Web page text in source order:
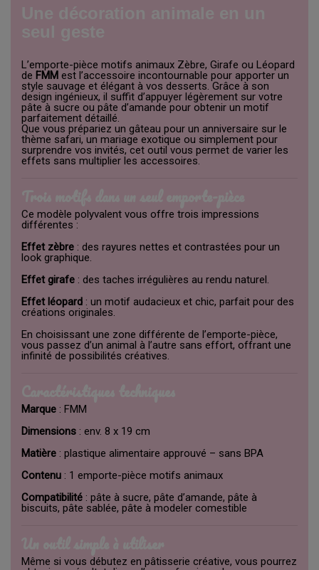
L’emporte-pièce motifs animaux Zèbre, Girafe ou Léopard
de FMM est l’accessoire incontournable pour apporter un
style sauvage et élégant à vos desserts. Grâce à son
design ingénieux, il suffit d’appuyer légèrement sur votre
pâte à sucre ou pâte d’amande pour obtenir un motif
parfaitement détaillé.
Que vous prépariez un gâteau pour un anniversaire sur le
thème safari, un mariage exotique ou simplement pour
surprendre vos invités, cet outil vous permet de varier les
effets sans multiplier les accessoires.
Ce modèle polyvalent vous offre trois impressions
différentes :
Effet zèbre : des rayures nettes et contrastées pour un
look graphique.
Effet girafe : des taches irrégulières au rendu naturel.
Effet léopard : un motif audacieux et chic, parfait pour des
créations originales.
En choisissant une zone différente de l’emporte-pièce,
vous passez d’un animal à l’autre sans effort, offrant une
infinité de possibilités créatives.
Marque : FMM
Dimensions : env. 8 x 19 cm
Matière : plastique alimentaire approuvé – sans BPA
Contenu : 1 emporte-pièce motifs animaux
Compatibilité : pâte à sucre, pâte d’amande, pâte à
biscuits, pâte sablée, pâte à modeler comestible
Même si vous débutez en pâtisserie créative, vous pourrez